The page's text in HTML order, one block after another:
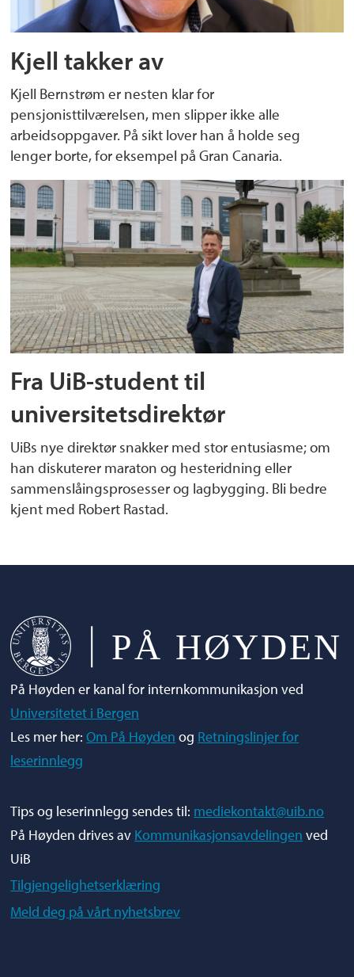
Kjell takker av
Kjell Bernstrøm er nesten klar for
pensjonisttilværelsen, men slipper ikke alle
arbeidsoppgaver. På sikt lover han å holde seg
lenger borte, for eksempel på Gran Canaria.
Fra UiB-student til
universitetsdirektør
UiBs nye direktør snakker med stor entusiasme; om
han diskuterer maraton og hesteridning eller
sammenslåingsprosesser og lagbygging. Bli bedre
kjent med Robert Rastad.
På Høyden er kanal for internkommunikasjon ved
Universitetet i Bergen
Les mer her:Om På Høyden og Retningslinjer for
leserinnlegg
Tips og leserinnlegg sendes til: mediekontakt@uib.no
På Høyden drives av Kommunikasjonsavdelingen ved
UiB
Tilgjengelighetserklæring
Meld deg på vårt nyhetsbrev